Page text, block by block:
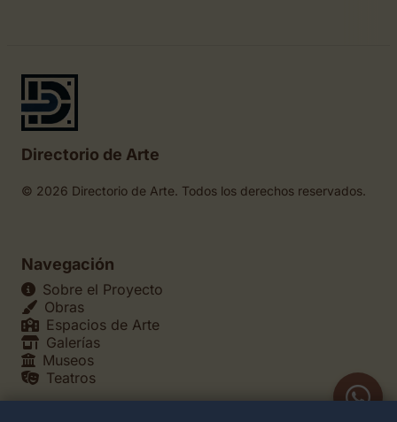
Directorio de Arte
© 2026 Directorio de Arte. Todos los derechos reservados.
Navegación
Sobre el Proyecto
Obras
Espacios de Arte
Galerías
Museos
Teatros